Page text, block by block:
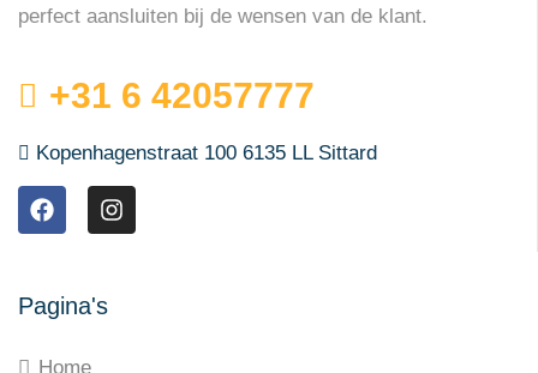
perfect aansluiten bij de wensen van de klant.
+31 6 42057777
Kopenhagenstraat 100 6135 LL Sittard
Pagina's
Home